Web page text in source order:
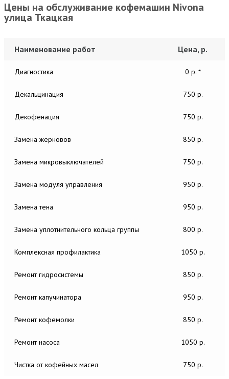
Цены на обслуживание кофемашин Nivona
улица Ткацкая
Наименование работ Цена, р.
Диагностика 0 р. *
Декальцинация 750 р.
Декофенация 750 р.
Замена жерновов 850 р.
Замена микровыключателей 750 р.
Замена модуля управления 950 р.
Замена тена 950 р.
Замена уплотнительного кольца группы 800 р.
Комплексная профилактика 1050 р.
Ремонт гидросистемы 850 р.
Ремонт капучинатора 950 р.
Ремонт кофемолки 850 р.
Ремонт насоса 1050 р.
Чистка от кофейных масел 750 р.